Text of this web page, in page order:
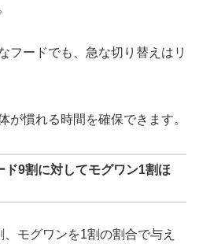
フードでも、急な切り替えはリ
が慣れる時間を確保できます。
9割に対してモグワン1割ほ
モグワンを1割の割合で与え